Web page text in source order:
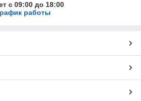
с 09:00 до 18:00
работы